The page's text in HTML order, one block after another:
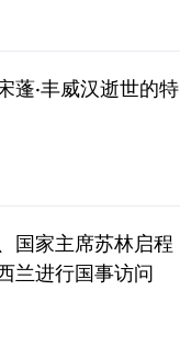
蓬·丰威汉逝世的特
国家主席苏林启程
兰进行国事访问